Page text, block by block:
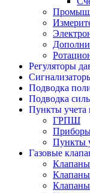
Регуляторы
Подводка
Подводка
Пункты учета
ГРПШ
Приборы
Пункты
Газовые
Клапаны